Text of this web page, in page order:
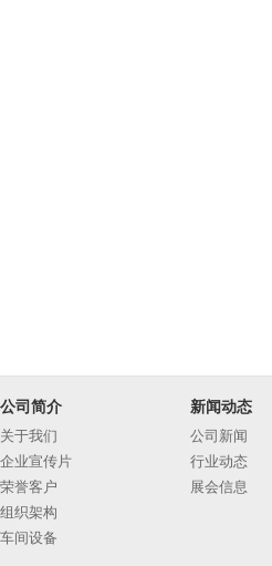
公司简介
关于我们
企业宣传片
荣誉客户
组织架构
车间设备
新闻动态
公司新闻
行业动态
展会信息